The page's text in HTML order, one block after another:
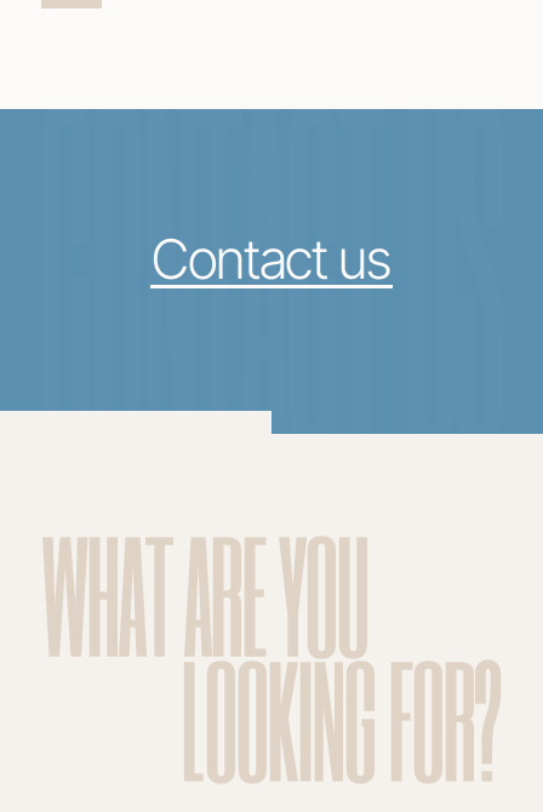
CONTACT US
Contact us
WHAT ARE YOU
LOOKING FOR?